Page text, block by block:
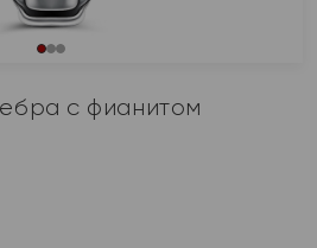
с фианитом